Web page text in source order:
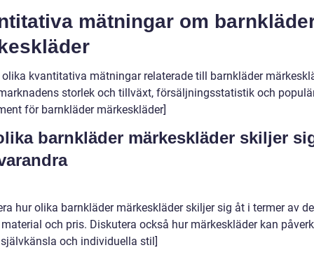
mätningar om
olika kvantitativa mätningar relaterade till barnkläder
storlek och tillväxt, försäljningsstatistik och
för barnkläder märkeskläder]
barnkläder märkeskläder skiljer
hur olika barnkläder märkeskläder skiljer sig åt i termer av
och pris. Diskutera också hur märkeskläder kan
och individuella stil]